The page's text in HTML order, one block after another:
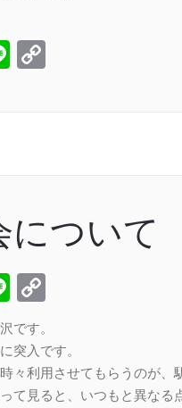
Line
について
Line
です。
突入です。
々利用させてもらうのが、
て見ると、いつもと異なる